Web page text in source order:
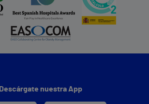
Descárgate nuestra App